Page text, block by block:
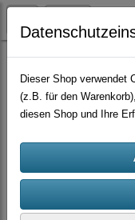
Terminvereinbarung
Für den Vor-Ort-
Telefon: +49 176
Dieser Shop verwendet
(z.B. für den
diesen Shop und Ihre